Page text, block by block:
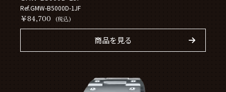
Ref.GMW-B5000D-1JF
￥84,700 (税込)
商品を見る